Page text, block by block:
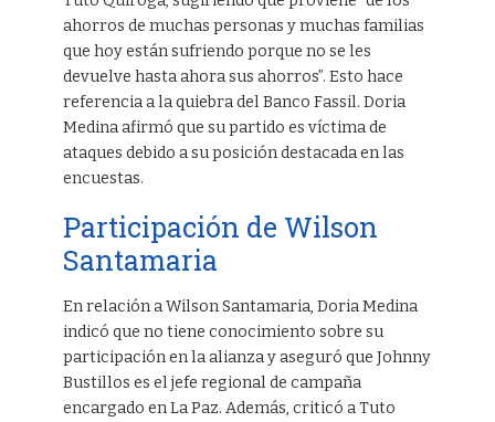
ahorros de muchas personas y muchas familias
que hoy están sufriendo porque no se les
devuelve hasta ahora sus ahorros”. Esto hace
referencia a la quiebra del Banco Fassil. Doria
Medina afirmó que su partido es víctima de
ataques debido a su posición destacada en las
encuestas.
Participación de Wilson
Santamaria
En relación a Wilson Santamaria, Doria Medina
indicó que no tiene conocimiento sobre su
participación en la alianza y aseguró que Johnny
Bustillos es el jefe regional de campaña
encargado en La Paz. Además, criticó a Tuto